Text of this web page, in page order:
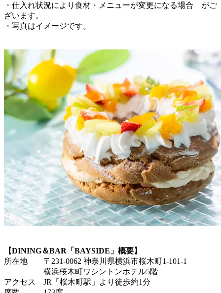
・仕入れ状況により食材・メニューが変更になる場合 がご
ざいます。
・写真はイメージです。
【DINING＆BAR「BAYSIDE」概要】
所在地 〒231-0062 神奈川県横浜市桜木町1-101-1
横浜桜木町ワシントンホテル5階
アクセス JR「桜木町駅」より徒歩約1分